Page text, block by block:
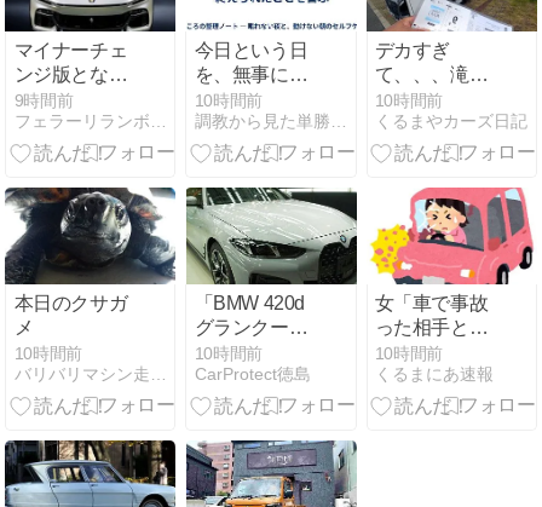
マイナーチェ
ンジ版となる
フェラーリプ
ロサングエM
の開発車両が
9時間前
今日という日
を、無事に終
えられたこと
を喜ぶ
10時間前
デカすぎ
て、、、滝汗
(;・∀・)
10時間前
くるまやカーズ日記
本日のクサガ
メ
10時間前
「BMW 420d
グランクーペ
Mスポーツ」
の入庫です。
10時間前
CarProtect徳島
女「車で事故
った相手と付
き合い始めま
した」
10時間前
くるまにあ速報